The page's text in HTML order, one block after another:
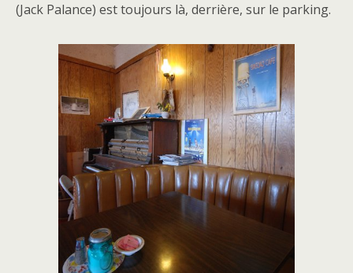
(Jack Palance) est toujours là, derrière, sur le parking.